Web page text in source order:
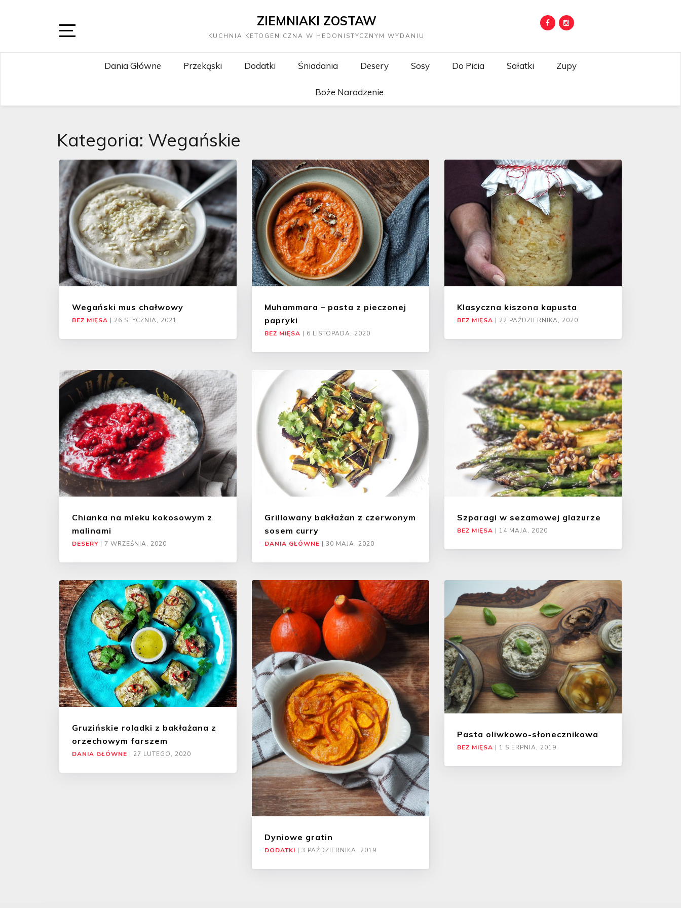
ZIEMNIAKI ZOSTAW
KUCHNIA KETOGENICZNA W HEDONISTYCZNYM WYDANIU
Dania Główne Przekąski Dodatki Śniadania Desery Sosy Do Picia Sałatki Zupy
Boże Narodzenie
Kategoria: Wegańskie
Wegański mus chałwowy
BEZ MIĘSA | 26 STYCZNIA, 2021
Muhammara – pasta z pieczonej
papryki
BEZ MIĘSA | 6 LISTOPADA, 2020
Klasyczna kiszona kapusta
BEZ MIĘSA | 22 PAŹDZIERNIKA, 2020
Chianka na mleku kokosowym z
malinami
DESERY | 7 WRZEŚNIA, 2020
Grillowany bakłażan z czerwonym
sosem curry
DANIA GŁÓWNE | 30 MAJA, 2020
Szparagi w sezamowej glazurze
BEZ MIĘSA | 14 MAJA, 2020
Gruzińskie roladki z bakłażana z
orzechowym farszem
DANIA GŁÓWNE | 27 LUTEGO, 2020
Dyniowe gratin
DODATKI | 3 PAŹDZIERNIKA, 2019
Pasta oliwkowo-słonecznikowa
BEZ MIĘSA | 1 SIERPNIA, 2019